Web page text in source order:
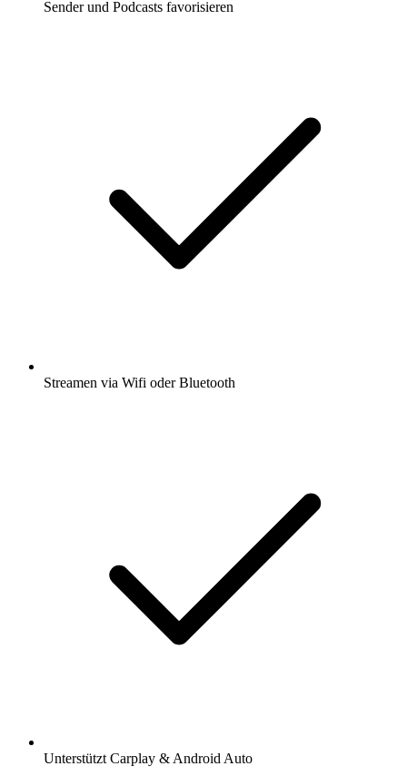
Sender und Podcasts favorisieren
Streamen via Wifi oder Bluetooth
Unterstützt Carplay & Android Auto